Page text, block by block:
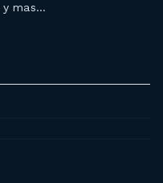
y mas…